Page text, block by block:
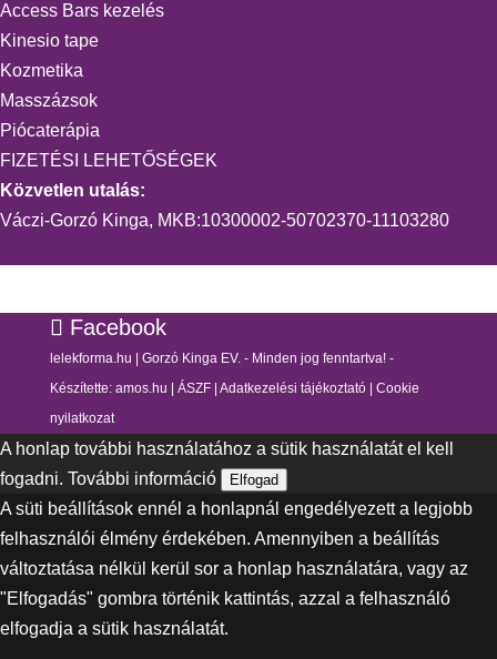
Access Bars kezelés
Kinesio tape
Kozmetika
Masszázsok
Piócaterápia
FIZETÉSI LEHETŐSÉGEK
Közvetlen utalás:
Váczi-Gorzó Kinga, MKB:10300002-50702370-11103280
Facebook
lelekforma.hu | Gorzó Kinga EV. - Minden jog fenntartva! -
Készítette: amos.hu ÁSZF| Adatkezelési tájékoztató| Cookie
nyilatkozat
A honlap további használatához a sütik használatát el kell
fogadni. További információ Elfogad
A süti beállítások ennél a honlapnál engedélyezett a legjobb
felhasználói élmény érdekében. Amennyiben a beállítás
változtatása nélkül kerül sor a honlap használatára, vagy az
"Elfogadás" gombra történik kattintás, azzal a felhasználó
elfogadja a sütik használatát.